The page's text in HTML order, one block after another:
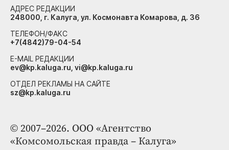
© 2007–2026. ООО «Агентство
«Комсомольская правда – Калуга»
АДРЕС РЕДАКЦИИ
248000, г. Калуга, ул. Космонавта Комарова, д. 36
ТЕЛЕФОН/ФАКС
+7(4842)79-04-54
E-MAIL РЕДАКЦИИ
ev@kp.kaluga.ru, vi@kp.kaluga.ru
ОТДЕЛ РЕКЛАМЫ НА САЙТЕ
sz@kp.kaluga.ru